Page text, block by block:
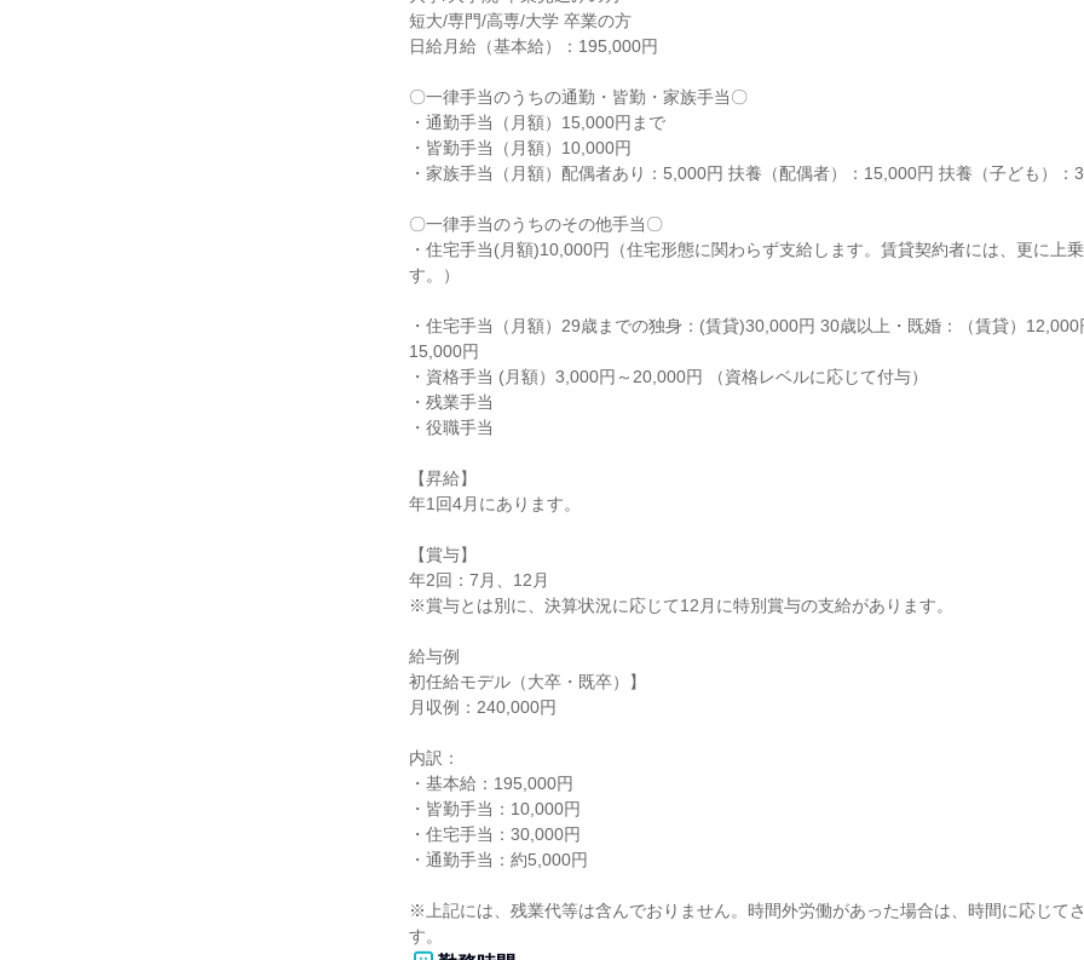
短大/専門/高専/大学 卒業の方
日給月給（基本給）：195,000円
〇一律手当のうちの通勤・皆勤・家族手当〇
・通勤手当（月額）15,000円まで
・皆勤手当（月額）10,000円
・家族手当（月額）配偶者あり：5,000円 扶養（配偶者）：15,000円 扶養（子ども）：
〇一律手当のうちのその他手当〇
・住宅手当(月額)10,000円（住宅形態に関わらず支給します。賃貸契約者には、更に上
す。）
・住宅手当（月額）29歳までの独身：(賃貸)30,000円 30歳以上・既婚：（賃貸）12,000
15,000円
・資格手当 (月額）3,000円～20,000円 （資格レベルに応じて付与）
・残業手当
・役職手当
【昇給】
年1回4月にあります。
【賞与】
年2回：7月、12月
※賞与とは別に、決算状況に応じて12月に特別賞与の支給があります。
給与例
初任給モデル（大卒・既卒）】
月収例：240,000円
内訳：
・基本給：195,000円
・皆勤手当：10,000円
・住宅手当：30,000円
・通勤手当：約5,000円
※上記には、残業代等は含んでおりません。時間外労働があった場合は、時間に応じて
す。